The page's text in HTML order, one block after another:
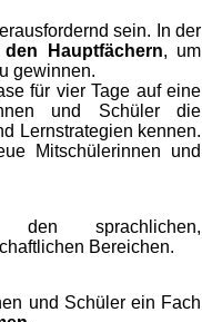
sein. In der
Hauptfächern, um
gewinnen.
für vier Tage auf eine
und Schüler die
Lernstrategien kennen.
Mitschülerinnen und
sprachlichen,
Bereichen.
und Schüler ein Fach